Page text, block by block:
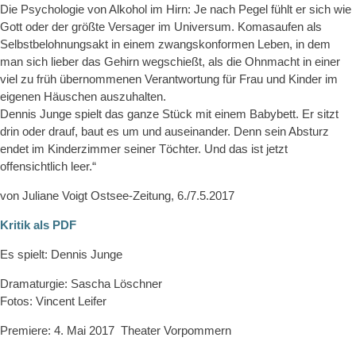
Die Psychologie von Alkohol im Hirn: Je nach Pegel fühlt er sich wie
Gott oder der größte Versager im Universum. Komasaufen als
Selbstbelohnungsakt in einem zwangskonformen Leben, in dem
man sich lieber das Gehirn wegschießt, als die Ohnmacht in einer
viel zu früh übernommenen Verantwortung für Frau und Kinder im
eigenen Häuschen auszuhalten.
Dennis Junge spielt das ganze Stück mit einem Babybett. Er sitzt
drin oder drauf, baut es um und auseinander. Denn sein Absturz
endet im Kinderzimmer seiner Töchter. Und das ist jetzt
offensichtlich leer.“
von Juliane Voigt Ostsee-Zeitung, 6./7.5.2017
Kritik als PDF
Es spielt: Dennis Junge
Dramaturgie: Sascha Löschner
Fotos: Vincent Leifer
Premiere: 4. Mai 2017 Theater Vorpommern